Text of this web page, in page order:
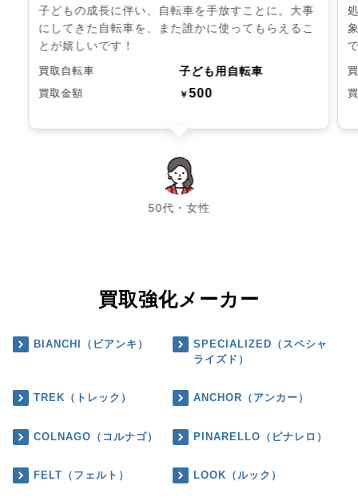
子どもの成長に伴い、自転車を手放すことに。大事
にしてきた自転車を、また誰かに使ってもらえるこ
とが嬉しいです！
買取自転車 子ども用自転車
買取金額 ￥500
50代・女性
chevron_left chevron_right
買取強化メーカー
BIANCHI（ビアンキ）
SPECIALIZED（スペシャ
ライズド）
TREK（トレック） ANCHOR（アンカー）
COLNAGO（コルナゴ） PINARELLO（ピナレロ）
FELT（フェルト） LOOK（ルック）